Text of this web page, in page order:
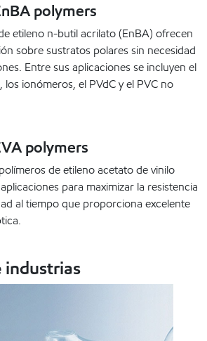
polymers
etileno n-butil acrilato (EnBA) ofrecen
sobre sustratos polares sin necesidad
Entre sus aplicaciones se incluyen el
los ionómeros, el PVdC y el PVC no
polymers
de etileno acetato de vinilo
para maximizar la resistencia
al tiempo que proporciona excelente
industrias